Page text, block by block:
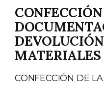
MATERIALES
CONFECCIÓN DE